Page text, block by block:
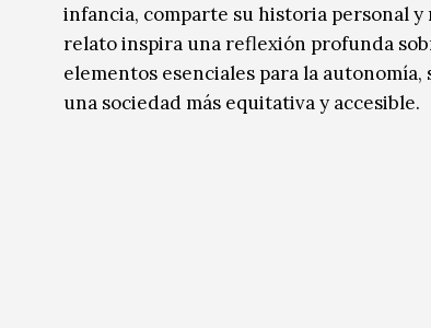
infancia, comparte su historia personal
relato inspira una reflexión profunda
elementos esenciales para la
una sociedad más equitativa y accesible.